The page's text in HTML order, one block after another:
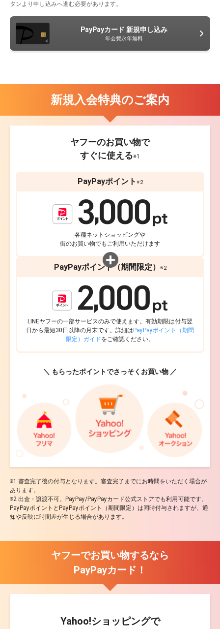
タンより 申し込みへ進む必要があります。
PayPayカード 新規申し込み
年会費永年無料
新規入会特典のご案内
ヤフーのお買い物で
すぐに使える※1
PayPayポイント ※2
各種ネットショッピングや
街のお買い物でもご利用いただけます
PayPayポイント（期間限定） ※2
LINEヤフーの一部サービスのみで使えます。有効期限は付与翌
日から最短30日以降の月末です。詳細は PayPayポイント（期間
限定）ガイドをご確認ください。
＼ もらったポイントでさっそくお買い物 ／
※1 審査完了後の付与となります。審査完了までにお時間をいただく場合が
あります。
※2 出金・譲渡不可。PayPay/PayPayカード公式ストアでも利用可能です。
PayPayポイントとPayPayポイント（期間限定）は同時付与されますが、通
知や反映に時間差が生じる場合があります。
ヤフーでお買い物するなら
PayPayカード！
Yahoo!ショッピングで